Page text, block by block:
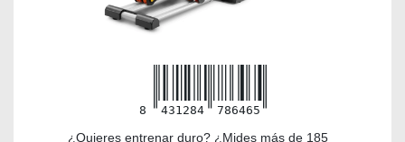
8 431284 786465
¿Quieres entrenar duro? ¿Mides más de 185